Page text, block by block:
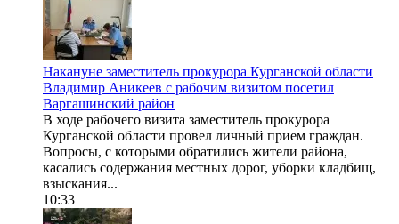
Накануне заместитель прокурора Курганской области
Владимир Аникеев с рабочим визитом посетил
Варгашинский район
В ходе рабочего визита заместитель прокурора
Курганской области провел личный прием граждан.
Вопросы, с которыми обратились жители района,
касались содержания местных дорог, уборки кладбищ,
взыскания...
10:33